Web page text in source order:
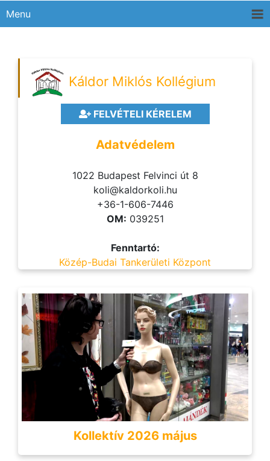
Menu
Káldor Miklós Kollégium
FELVÉTELI KÉRELEM
Adatvédelem
1022 Budapest Felvinci út 8
koli@kaldorkoli.hu
+36-1-606-7446
OM: 039251
Fenntartó:
Közép-Budai Tankerületi Központ
Kollektív 2026 május